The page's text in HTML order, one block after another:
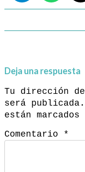
Deja una respuesta
Tu dirección
será publicada.
están marcados
Comentario
*